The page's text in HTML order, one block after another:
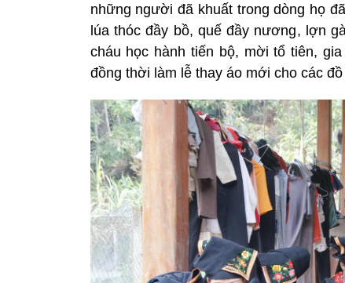
những người đã khuất trong dòng họ
lúa thóc đầy bồ, quế đầy nương, lợn
cháu học hành tiến bộ, mời tổ tiên,
đồng thời làm lễ thay áo mới cho các